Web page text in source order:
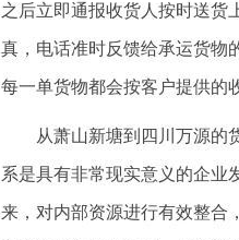
之后立即通报收货人按时送货
真，电话准时反馈给承运货物
每一单货物都会按客户提供的
从萧山新塘到四川万源的
系是具有非常现实意义的企
来，对内部资源进行有效整合